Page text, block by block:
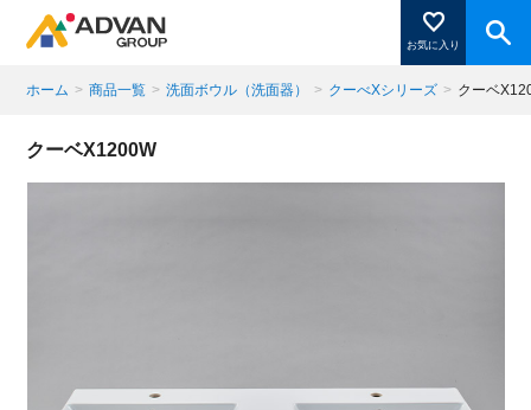
お気に入り
商品ページにある「お気に入り登録」を押すと登録した
商品がここに表示されます。
ホーム > 商品一覧 > 洗面ボウル（洗面器） > クーべXシリーズ > クーベ
クーベX1200W